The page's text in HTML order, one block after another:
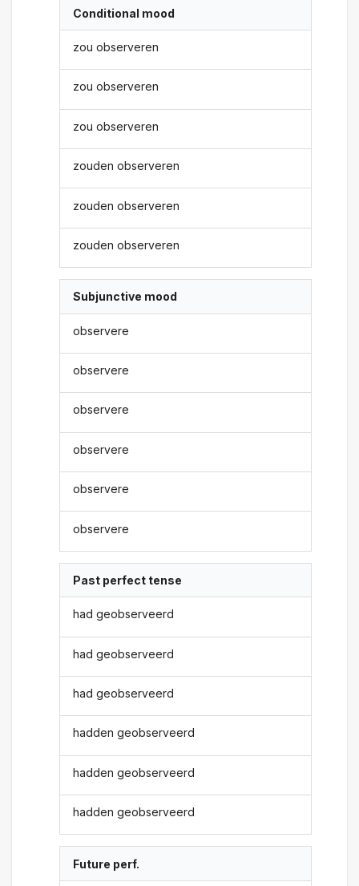
Conditional mood
zou observeren
zou observeren
zou observeren
zouden observeren
zouden observeren
zouden observeren
Subjunctive mood
observere
observere
observere
observere
observere
observere
Past perfect tense
had geobserveerd
had geobserveerd
had geobserveerd
hadden geobserveerd
hadden geobserveerd
hadden geobserveerd
Future perf.